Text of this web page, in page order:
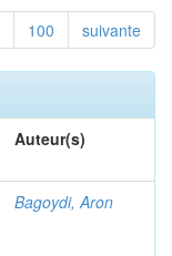
100 suivante
Auteur(s)
Bagoydi, Aron